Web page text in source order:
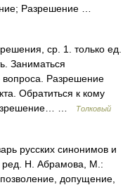
Разрешение …
ср. 1. только ед.
Заниматься
вопроса. Разрешение
Обратиться к кому
…
Толковый
русских синонимов и
ред. Н. Абрамова, М.:
допущение,